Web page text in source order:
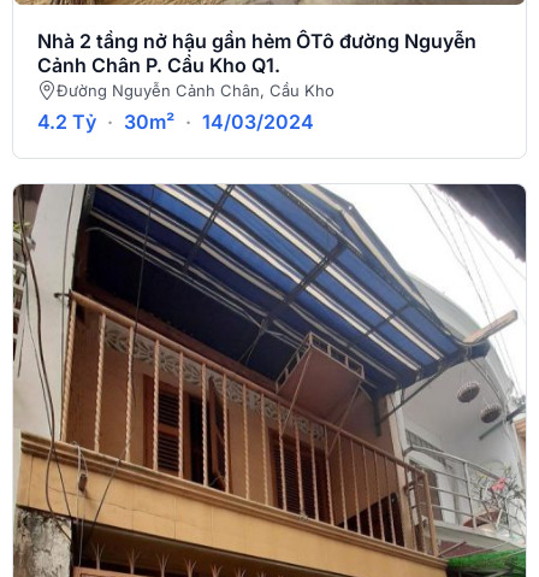
Nhà 2 tầng nở hậu gần hẻm ÔTô đường Nguyễn
Cảnh Chân P. Cầu Kho Q1.
Đường Nguyễn Cảnh Chân, Cầu Kho
4.2 Tỷ · 30m² · 14/03/2024